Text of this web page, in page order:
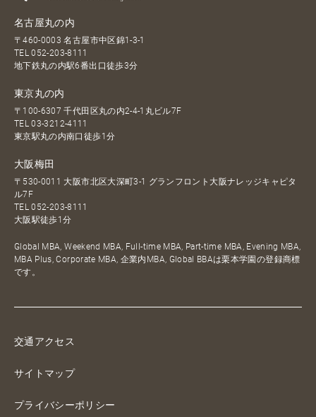
名古屋丸の内
〒460-0003 名古屋市中区錦1-3-1
TEL052-203-8111
地下鉄丸の内駅6番出口徒歩3分
東京丸の内
〒100-6307 千代田区丸の内2-4-1丸ビル7F
TEL03-3212-4111
東京駅丸の内南口徒歩1分
大阪梅田
〒530-0011 大阪市北区大深町3-1 グランフロント大阪ナレッジキャピタ
ル7F
TEL052-203-8111
大阪駅徒歩1分
Global MBA, Weekend MBA, Full-time MBA, Part-time MBA, Evening MBA,
MBA Plus, Corporate MBA, 企業内MBA, Global BBAは栗本学園の登録商標
です。
交通アクセス
サイトマップ
プライバシーポリシー